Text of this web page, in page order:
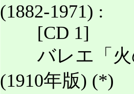
(1882-1971) :
[CD 1]
バレエ「火
(1910年版) (*)